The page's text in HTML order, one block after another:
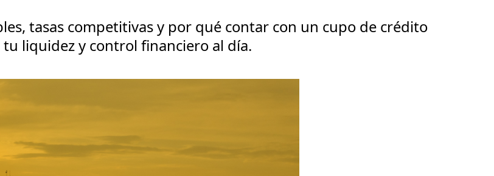
tasas competitivas y por qué contar con un cupo de crédito
liquidez y control financiero al día.